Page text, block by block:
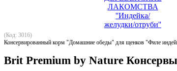
(Код: 3016)
Консервированный корм "Домашние обеды" для щенков "Филе
Brit Premium by Nature Консервы